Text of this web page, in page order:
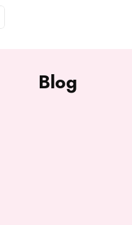
Blog